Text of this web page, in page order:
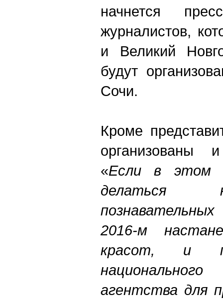
начнется
журналистов,
и Великий
будут
Сочи.
Кроме
организованы
«Если в этом
делаться
2016-м
красот, и
агентства для